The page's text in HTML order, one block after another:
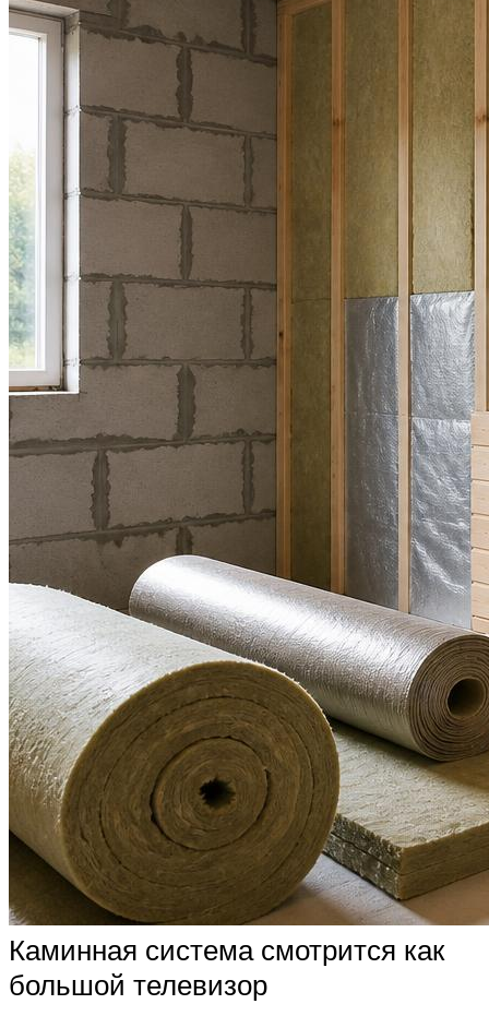
Каминная система смотрится как
большой телевизор